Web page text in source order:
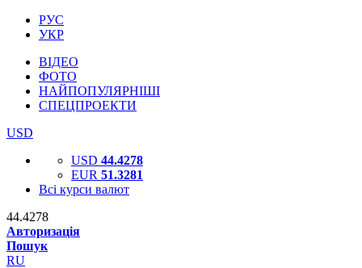
РУС
УКР
ВІДЕО
ФОТО
НАЙПОПУЛЯРНІШІ
СПЕЦПРОЕКТИ
USD
USD 44.4278
EUR 51.3281
Всі курси валют
44.4278
Авторизація
Пошук
RU